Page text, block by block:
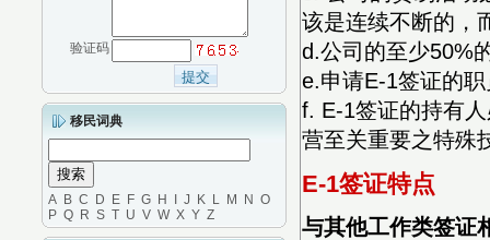
验证码
移民词典
A B C D E F G H J K L M N O
P Q R S T U V W X Y Z
该是连续不断的，
d.公司的至少50%
e.申请E-1签证的
f. E-1签证的持有
营至关重要之特殊
E-1签证特点
与其他工作类签证